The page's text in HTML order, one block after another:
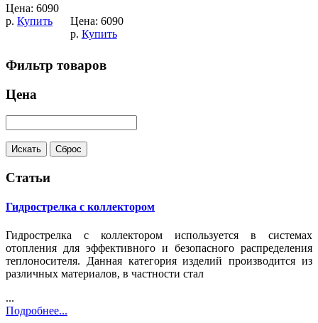
Цена: 6090
р. Купить Цена: 6090
р. Купить
Фильтр товаров
Цена
Статьи
Гидрострелка с коллектором
Гидрострелка с коллектором используется в системах
отопления для эффективного и безопасного распределения
теплоносителя. Данная категория изделий производится из
различных материалов, в частности стал
...
Подробнее...